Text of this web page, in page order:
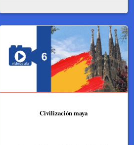
Civilización maya